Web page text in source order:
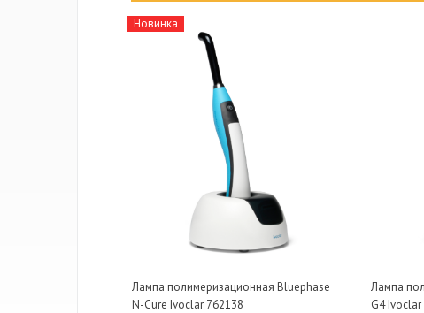
Новинка
Лампа полимеризационная Bluephase
N-Cure Ivoclar 762138
Лампа
G4